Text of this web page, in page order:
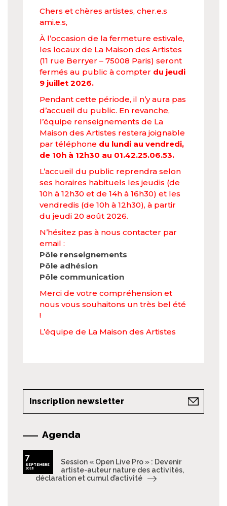
Chers et chères artistes, cher.e.s
ami.e.s,
À l’occasion de la fermeture estivale,
les locaux de La Maison des Artistes
(11 rue Berryer – 75008 Paris) seront
fermés au public à compter du jeudi
9 juillet 2026.
Pendant cette période, il n’y aura pas
d’accueil du public. En revanche,
l’équipe renseignements de La
Maison des Artistes restera joignable
par téléphone du lundi au vendredi,
de 10h à 12h30 au 01.42.25.06.53.
L’accueil du public reprendra selon
ses horaires habituels les jeudis (de
10h à 12h30 et de 14h à 16h30) et les
vendredis (de 10h à 12h30), à partir
du jeudi 20 août 2026.
N’hésitez pas à nous contacter par
email :
Pôle renseignements
Pôle adhésion
Pôle communication
Merci de votre compréhension et
nous vous souhaitons un très bel été
!
L’équipe de La Maison des Artistes
Inscription newsletter
Agenda
7
SEPTEMBRE
2026
Session « Open Live Pro » : Devenir
artiste-auteur nature des activités,
déclaration et cumul d’activité